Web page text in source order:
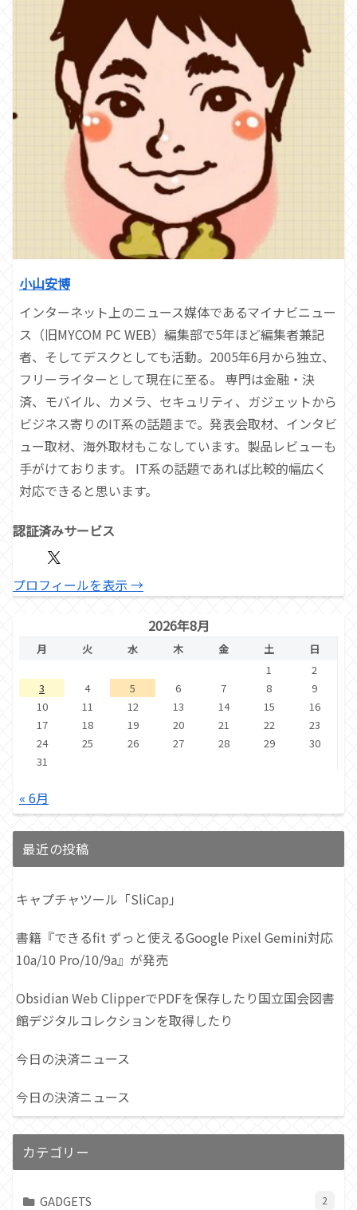
小山安博
インターネット上のニュース媒体であるマイナビニュー
ス（旧MYCOM PC WEB）編集部で5年ほど編集者兼記
者、そしてデスクとしても活動。2005年6月から独立、
フリーライターとして現在に至る。 専門は金融・決
済、モバイル、カメラ、セキュリティ、ガジェットから
ビジネス寄りのIT系の話題まで。発表会取材、インタビ
ュー取材、海外取材もこなしています。製品レビューも
手がけております。 IT系の話題であれば比較的幅広く
対応できると思います。
認証済みサービス
プロフィールを表示 →
2026年8月
月 火 水 木 金 土
日
1
2
3
4 5 6 7 8
9
10
11 12 13 14 15
16
17
18 19 20 21 22
23
24
25 26 27 28 29
30
31
« 6月
最近の投稿
キャプチャツール「SliCap」
書籍『できるfit ずっと使えるGoogle Pixel Gemini対応
10a/10 Pro/10/9a』が発売
Obsidian Web ClipperでPDFを保存したり国立国会図書
館デジタルコレクションを取得したり
今日の決済ニュース
今日の決済ニュース
カテゴリー
GADGETS 2